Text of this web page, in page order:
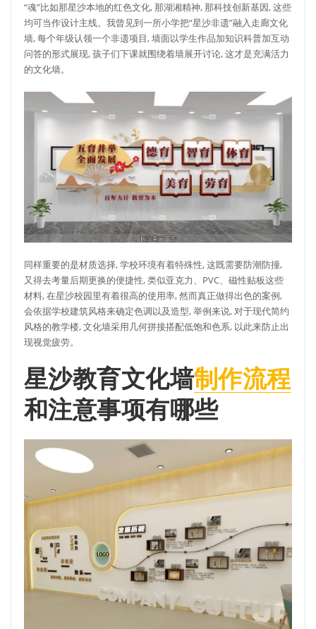
“魂”比如那星沙本地的红色文化, 那湖湘精神, 那科技创新基因, 这些
均可当作设计主线。我曾见到一所小学把“星沙非遗”融入走廊文化
墙, 每个年级认领一个非遗项目, 墙面以学生作品加知识科普加互动
问答的形式展现, 孩子们下课就围绕着墙展开讨论, 这才是充满活力
的文化墙。
同样重要的是材质选择, 学校环境有着特殊性, 这既需要防潮防撞,
又得去考量后期更换的便捷性, 类似亚克力、PVC、磁性贴板这些
材料, 在星沙校园里有着很高的使用率, 然而真正做得出色的案例,
会依据学校建筑风格来确定色调以及造型, 举例来说, 对于现代简约
风格的教学楼, 文化墙采用几何拼接搭配低饱和色系, 以此来防止出
现视觉疲劳。
星沙教育文化墙制作流程
和注意事项有哪些